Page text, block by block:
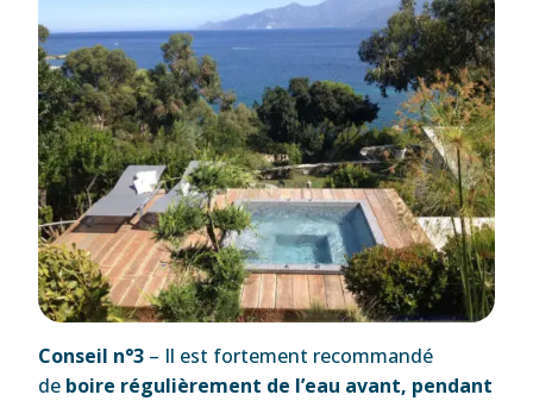
Conseil n°3 – Il est fortement recommandé
de boire régulièrement de l’eau avant, pendant